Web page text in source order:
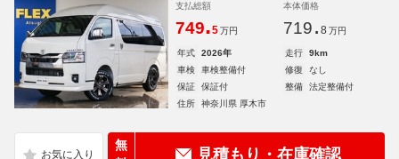
支払総額
749.5 万円
本体価格
719. 8 万円
年式 2026年 走行
9km
車検
車検整備付 修復
なし
保証
保証付 整備
法定整備付
住所
神奈川県 厚木市
無
見積もり・在庫確認